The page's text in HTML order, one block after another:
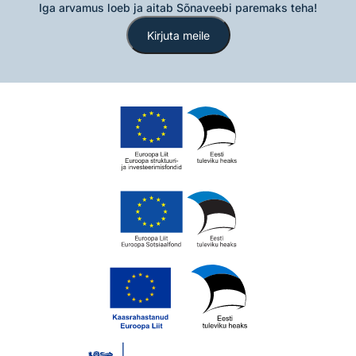
Iga arvamus loeb ja aitab Sõnaveebi paremaks teha!
Kirjuta meile